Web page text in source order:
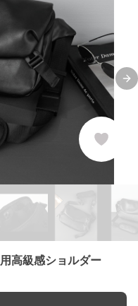
高級感ショルダー